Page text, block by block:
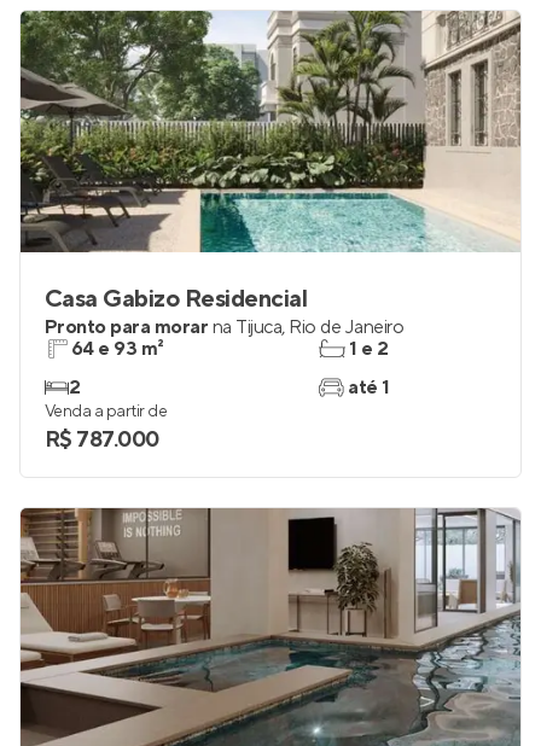
Casa Gabizo Residencial
Pronto para morar na Tijuca, Rio de Janeiro
64 e 93 m²
2
1 e 2
até 1
Venda a partir de
R$ 787.000